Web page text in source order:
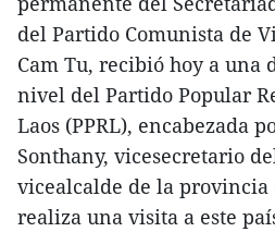
del Partido Comunista de
Cam Tu, recibió hoy a una
nivel del Partido Popular
Laos (PPRL), encabezada
Sonthany, vicesecretario
vicealcalde de la provincia
realiza una visita a este